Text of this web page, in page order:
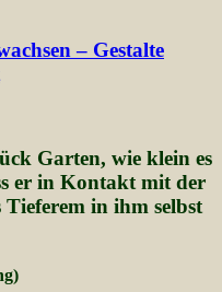
– Gestalte
Garten, wie klein es
er in Kontakt mit der
in ihm selbst